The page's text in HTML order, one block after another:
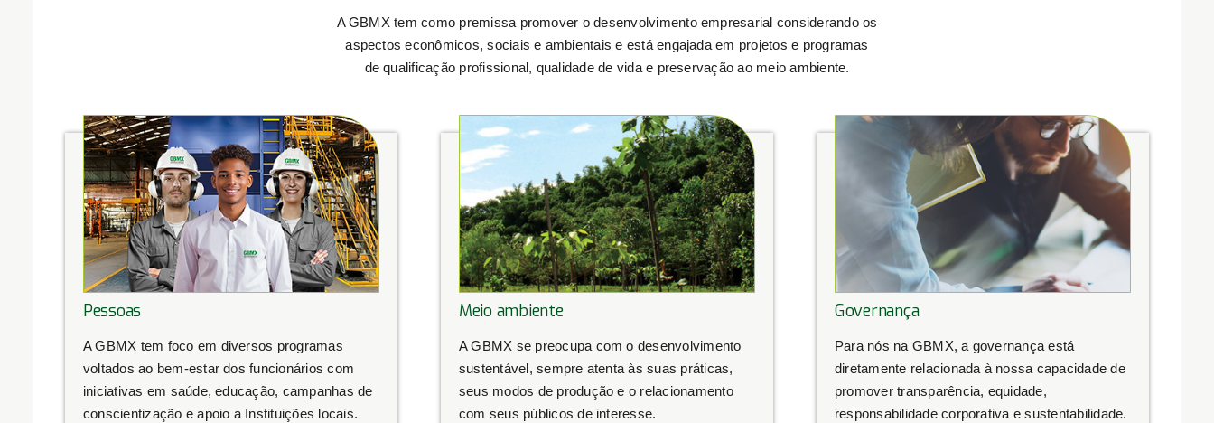
A GBMX tem como premissa promover o desenvolvimento empresarial considerando os
aspectos econômicos, sociais e ambientais e está engajada em projetos e programas
de qualificação profissional, qualidade de vida e preservação ao meio ambiente.
Pessoas
A GBMX tem foco em diversos programas
voltados ao bem-estar dos funcionários com
iniciativas em saúde, educação, campanhas de
conscientização e apoio a Instituições locais.
Meio ambiente
A GBMX se preocupa com o desenvolvimento
sustentável, sempre atenta às suas práticas,
seus modos de produção e o relacionamento
com seus públicos de interesse.
Governança
Para nós na GBMX, a governança está
diretamente relacionada à nossa capacidade de
promover transparência, equidade,
responsabilidade corporativa e sustentabilidade.